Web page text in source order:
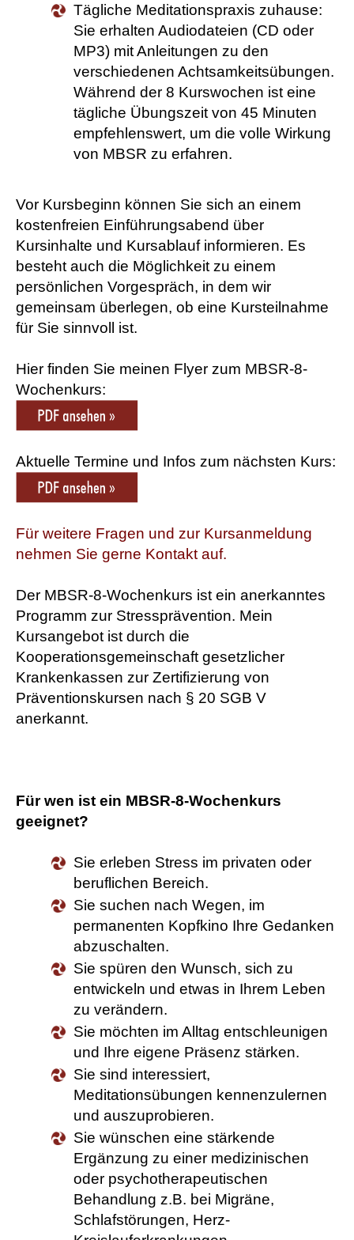
Tägliche Meditationspraxis zuhause:
Sie erhalten Audiodateien (CD oder
MP3) mit Anleitungen zu den
verschiedenen Achtsamkeitsübungen.
Während der 8 Kurswochen ist eine
tägliche Übungszeit von 45 Minuten
empfehlenswert, um die volle Wirkung
von MBSR zu erfahren.
Vor Kursbeginn können Sie sich an einem
kostenfreien Einführungsabend über
Kursinhalte und Kursablauf informieren. Es
besteht auch die Möglichkeit zu einem
persönlichen Vorgespräch, in dem wir
gemeinsam überlegen, ob eine Kursteilnahme
für Sie sinnvoll ist.
Hier finden Sie meinen Flyer zum MBSR-8-
Wochenkurs:
Aktuelle Termine und Infos zum nächsten Kurs:
Für weitere Fragen und zur Kursanmeldung
nehmen Sie gerne Kontakt auf.
Der MBSR-8-Wochenkurs ist ein anerkanntes
Programm zur Stressprävention. Mein
Kursangebot ist durch die
Kooperationsgemeinschaft gesetzlicher
Krankenkassen zur Zertifizierung von
Präventionskursen nach § 20 SGB V
anerkannt.
Für wen ist ein MBSR-8-Wochenkurs
geeignet?
Sie erleben Stress im privaten oder
beruflichen Bereich.
Sie suchen nach Wegen, im
permanenten Kopfkino Ihre Gedanken
abzuschalten.
Sie spüren den Wunsch, sich zu
entwickeln und etwas in Ihrem Leben
zu verändern.
Sie möchten im Alltag entschleunigen
und Ihre eigene Präsenz stärken.
Sie sind interessiert,
Meditationsübungen kennenzulernen
und auszuprobieren.
Sie wünschen eine stärkende
Ergänzung zu einer medizinischen
oder psychotherapeutischen
Behandlung z.B. bei Migräne,
Schlafstörungen, Herz-